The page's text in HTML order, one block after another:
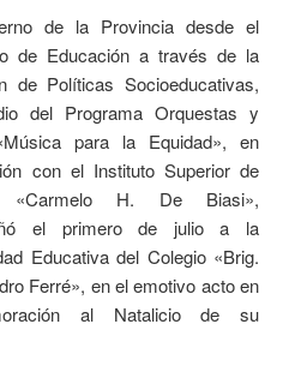
de la Provincia desde el
de Educación a través de la
de Políticas Socioeducativas,
del Programa Orquestas y
para la Equidad», en
con el Instituto Superior de
«Carmelo H. De Biasi»,
el primero de julio a la
Educativa del Colegio «Brig.
Ferré», en el emotivo acto en
al Natalicio de su